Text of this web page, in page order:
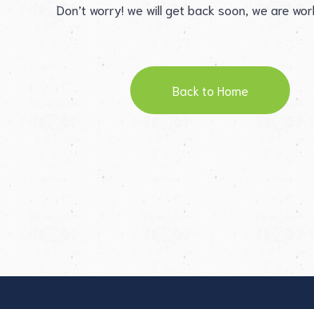
Don’t worry! we will get back soon, we are
Back to Home